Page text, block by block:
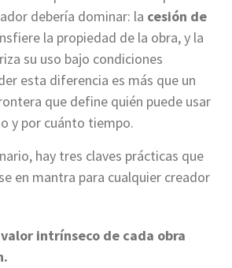
debería dominar: la cesión de
la propiedad de la obra, y la
su uso bajo condiciones
esta diferencia es más que un
que define quién puede usar
y por cuánto tiempo.
hay tres claves prácticas que
en mantra para cualquier creador
intrínseco de cada obra